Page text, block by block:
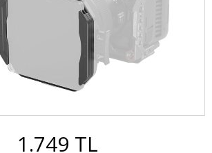
1.749 TL